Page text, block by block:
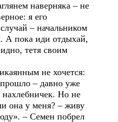
наверняка – не
я его
– начальником
А пока иди отдыхай,
тетя своим
не хочется:
– давно уже
Но не
она у меня? – живу
– Семен побрел